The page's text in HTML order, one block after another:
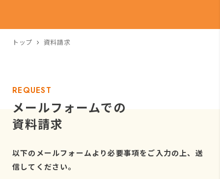
トップ 資料請求
REQUEST
メールフォームでの
資料請求
以下のメールフォームより必要事項をご入力の上、送
信してください。